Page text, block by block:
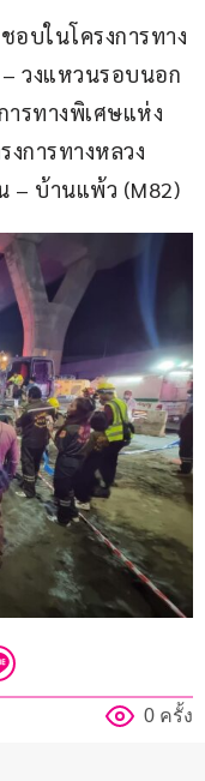
บในโครงการทาง
วงแหวนรอบนอก
รทางพิเศษแห่ง
งการทางหลวง
– บ้านแพ้ว (M82)
0 ครั้ง